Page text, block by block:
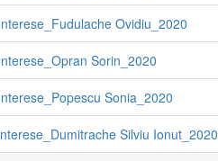
Ovidiu_2020
Sorin_2020
Sonia_2020
Silviu Ionut_2020